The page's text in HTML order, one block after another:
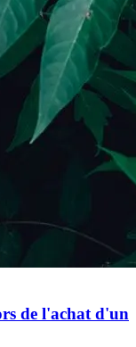
de l'achat d'un